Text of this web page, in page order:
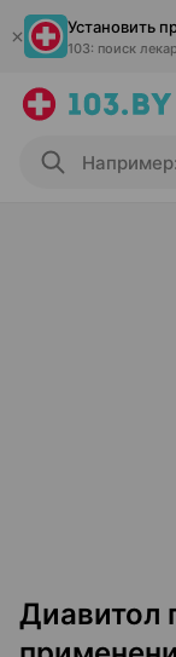
Установить
103: поиск
Диавитол